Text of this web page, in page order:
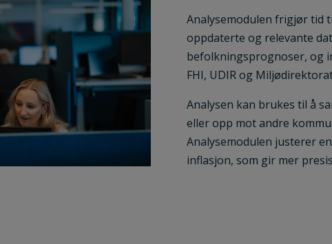
Analysemodulen frigjør tid
oppdaterte og relevante
befolkningsprognoser, og
FHI, UDIR og
Analysen kan brukes til å
eller opp mot andre
Analysemodulen justerer
inflasjon, som gir mer